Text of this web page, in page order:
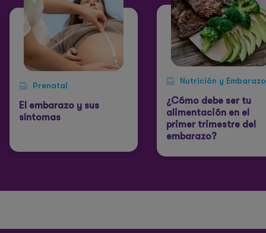
Prenatal
El embarazo y sus
síntomas
Nutrición y Embarazo
¿Cómo debe ser tu
alimentación en el
primer trimestre del
embarazo?